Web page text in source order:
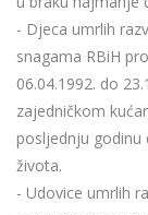
- Djeca umrlih
snagama RBiH
06.04.1992. do
zajedničkom
posljednju godinu
života.
- Udovice umrlih